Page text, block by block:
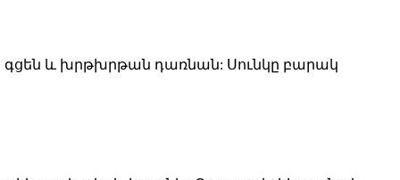
գցեն և խրթխրթան դառնան: Սունկը բարակ